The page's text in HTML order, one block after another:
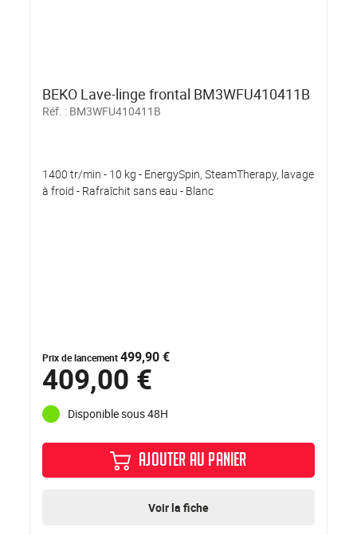
BEKO Lave-linge frontal BM3WFU410411B
Réf. : BM3WFU410411B
1400 tr/min - 10 kg - EnergySpin, SteamTherapy, lavage
à froid - Rafraîchit sans eau - Blanc
Prix de lancement499,90 €
409,00 €
Disponible sous 48H
AJOUTER AU PANIER
Voir la fiche